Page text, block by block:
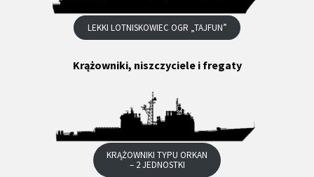
LEKKI LOTNISKOWIEC OGR „TAJFUN”
Krążowniki, niszczyciele i fregaty
KRĄŻOWNIKI TYPU ORKAN
– 2 JEDNOSTKI